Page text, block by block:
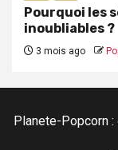
Pourquoi les
inoubliables ?
3 mois ago
Planete-Popcorn